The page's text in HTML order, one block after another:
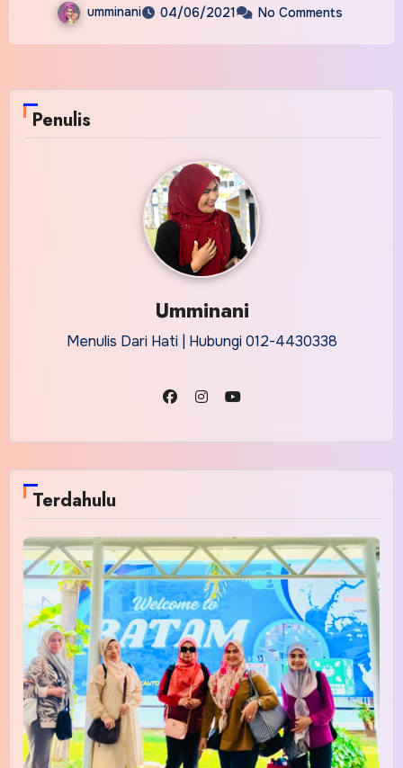
umminani 04/06/2021 No Comments
Penulis
Umminani
Menulis Dari Hati | Hubungi 012-4430338
Terdahulu